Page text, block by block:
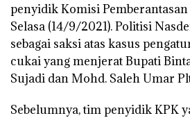
penyidik Komisi
Selasa (14/9/2021). Politisi
sebagai saksi atas kasus
cukai yang menjerat Bupati
Sujadi dan Mohd. Saleh Umar
Sebelumnya, tim penyidik KPK